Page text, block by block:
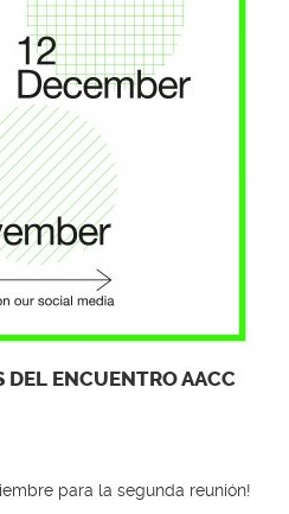
DEL ENCUENTRO AACC
para la segunda reunión!